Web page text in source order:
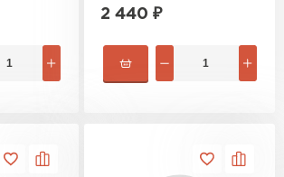
2 440 ₽
Утеплитель Технониколь